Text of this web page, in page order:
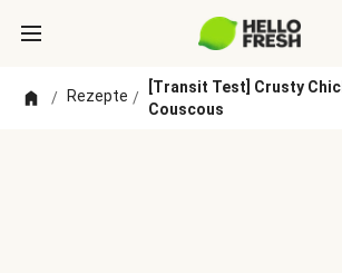
/ Rezepte /
[Transit Test] Crusty
Couscous